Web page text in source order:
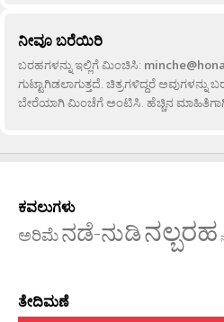
ನೀವೂ ಬರೆಯಿರಿ
ಬರಹಗಳನ್ನು ಇಲ್ಲಿಗೆ ಮಿಂಚಿಸಿ:
ಗುಟ್ಟಾಗಿಡಲಾಗುತ್ತದೆ. ಚಿತ್ರಗಳಿದ್ದರೆ
ಬೇರೆಯಾಗಿ ಮಿಂಚೆಗೆ ಅಂಟಿಸಿ. ಹೆಚ್ಚಿನ
ಕವಲುಗಳು
ಅರಿಮೆನಡೆ-ನುಡಿನಲ್ಬರಹ
ತೇದಿಮಣೆ